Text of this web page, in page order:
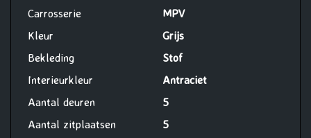
Carrosserie
MPV
Kleur
Grijs
Bekleding
Stof
Interieurkleur
Antraciet
Aantal deuren
5
Aantal zitplaatsen
5